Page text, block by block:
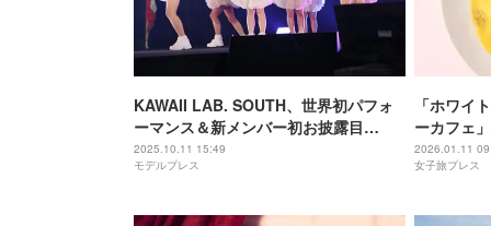
KAWAII LAB. SOUTH、世界初パフォ
ーマンス＆新メンバー初お披露目
FRUITS ZIPPER「NEW KAWAII」カバ
ーでアレンジも【TGC北九州2025】
2025.10.11 15:49
モデルプレス
「ホワイ
ーカフェ
好評のグ
2026.01.11
女子旅プレス